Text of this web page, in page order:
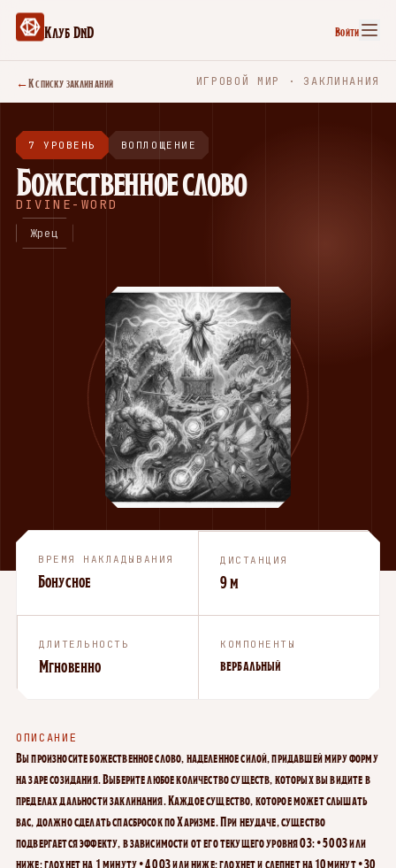
Клуб DnD Войти
←К списку заклинаний ИГРОВОЙ МИР · ЗАКЛИНАНИЯ
7 УРОВЕНЬ ВОПЛОЩЕНИЕ
Божественное слово
DIVINE-WORD
Жрец
ВРЕМЯ НАКЛАДЫВАНИЯ
Бонусное
ДИСТАНЦИЯ
9 м
ДЛИТЕЛЬНОСТЬ
Мгновенно
КОМПОНЕНТЫ
вербальный
ОПИСАНИЕ
Вы произносите божественное слово, наделенное силой, придавшей миру форму
на заре созидания. Выберите любое количество существ, которых вы видите в
пределах дальности заклинания. Каждое существо, которое может слышать
вас, должно сделать спасбросок по Харизме. При неудаче, существо
подвергается эффекту, в зависимости от его текущего уровня ОЗ: • 50 ОЗ или
ниже: глохнет на 1 минуту • 40 ОЗ или ниже: глохнет и слепнет на 10 минут • 30